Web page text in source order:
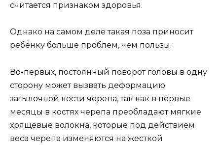
считается признаком здоровья.
Однако на самом деле такая поза приносит
ребёнку больше проблем, чем пользы.
Во-первых, постоянный поворот головы в одну
сторону может вызвать деформацию
затылочной кости черепа, так как в первые
месяцы в костях черепа преобладают мягкие
хрящевые волокна, которые под действием
веса черепа изменяются на жесткой